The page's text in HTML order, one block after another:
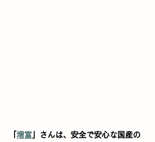
増富 」さんは、安全で安心な国産の